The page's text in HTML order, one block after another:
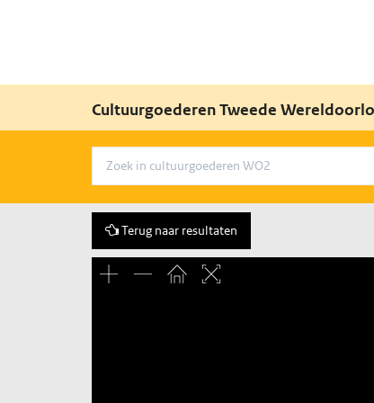
Cultuurgoederen Tweede
Terug naar resultaten